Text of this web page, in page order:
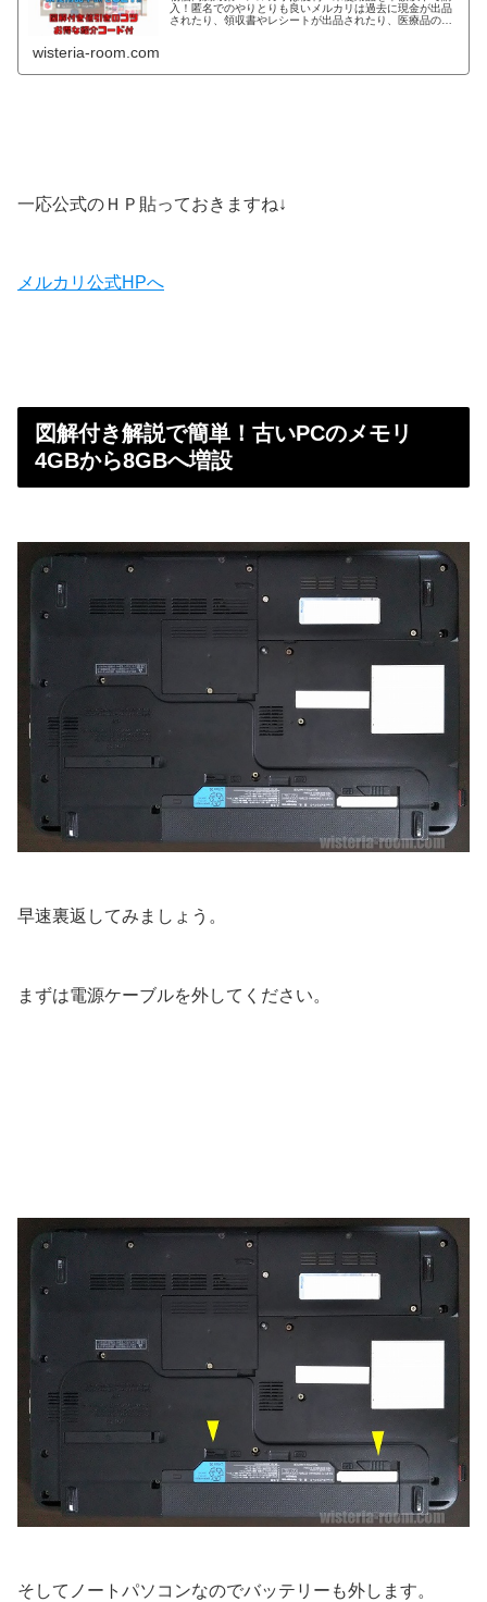
入！匿名でのやりとりも良いメルカリは過去に現金が出品
されたり、領収書やレシートが出品されたり、医療品の出
wisteria-room.com
一応公式のＨＰ貼っておきますね↓
メルカリ公式HPへ
図解付き解説で簡単！古いPCのメモリ
4GBから8GBへ増設
早速裏返してみましょう。
まずは電源ケーブルを外してください。
そしてノートパソコンなのでバッテリーも外します。